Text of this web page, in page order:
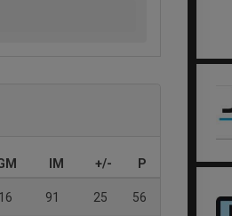
IM +/- P
91 25 56